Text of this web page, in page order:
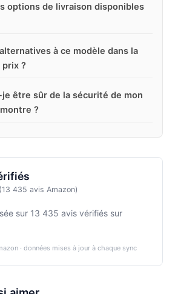
options de livraison disponibles
à ce modèle dans la
prix ?
être sûr de la sécurité de mon
?
(13 435 avis Amazon)
sur 13 435 avis vérifiés sur
· données mises à jour à chaque sync